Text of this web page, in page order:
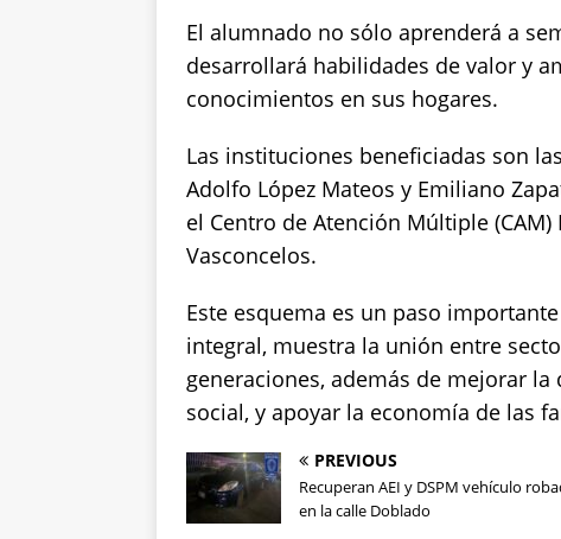
El alumnado no sólo aprenderá a
desarrollará habilidades de valor y
conocimientos en sus hogares.
Las instituciones beneficiadas son
Adolfo López Mateos y Emiliano
el Centro de Atención Múltiple
Vasconcelos.
Este esquema es un paso
integral, muestra la unión entre
generaciones, además de mejorar
social, y apoyar la economía de las
PREVIOUS
Recuperan AEI y DSPM vehículo
en la calle Doblado